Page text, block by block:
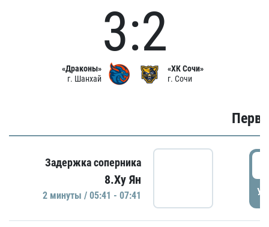
«Драконы»
г. Шанхай
3:2
«ХК Сочи»
г. Сочи
Задержка соперника
8.Ху Ян
2 минуты / 05:41 - 07:41